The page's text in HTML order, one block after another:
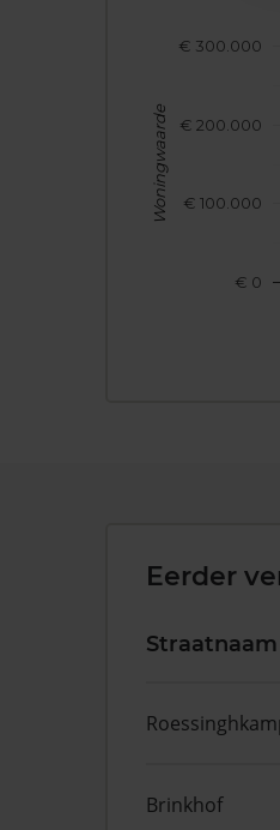
€ 0
€ 100.000
€ 200.000
€ 300.000
Woningwaarde
Eerder
Straatnaam
Brinkhof